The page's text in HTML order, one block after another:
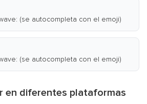
(se autocompleta con el emoji)
(se autocompleta con el emoji)
en diferentes plataformas